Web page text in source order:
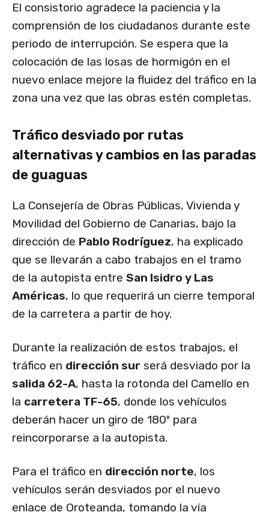
El consistorio agradece la paciencia y la
comprensión de los ciudadanos durante este
periodo de interrupción. Se espera que la
colocación de las losas de hormigón en el
nuevo enlace mejore la fluidez del tráfico en la
zona una vez que las obras estén completas.
Tráfico desviado por rutas
alternativas y cambios en las paradas
de guaguas
La Consejería de Obras Públicas, Vivienda y
Movilidad del Gobierno de Canarias, bajo la
dirección de Pablo Rodríguez, ha explicado
que se llevarán a cabo trabajos en el tramo
de la autopista entre San Isidro y Las
Américas, lo que requerirá un cierre temporal
de la carretera a partir de hoy.
Durante la realización de estos trabajos, el
tráfico en dirección sur será desviado por la
salida 62-A, hasta la rotonda del Camello en
la carretera TF-65, donde los vehículos
deberán hacer un giro de 180º para
reincorporarse a la autopista.
Para el tráfico en dirección norte, los
vehículos serán desviados por el nuevo
enlace de Oroteanda, tomando la vía